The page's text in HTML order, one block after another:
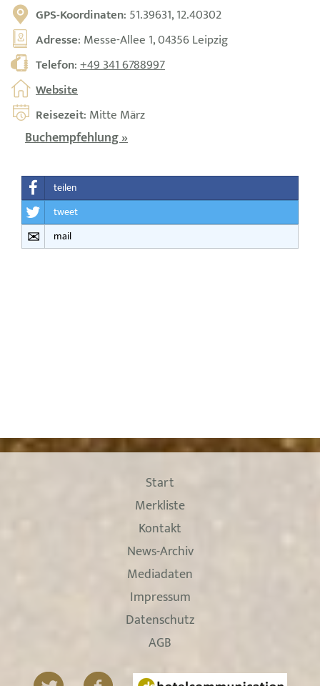
GPS-Koordinaten: 51.39631, 12.40302
Adresse: Messe-Allee 1, 04356 Leipzig
Telefon:+49 341 6788997
Website
Reisezeit: Mitte März
Buchempfehlung »
teilen
tweet
mail
Start
Merkliste
Kontakt
News-Archiv
Mediadaten
Impressum
Datenschutz
AGB